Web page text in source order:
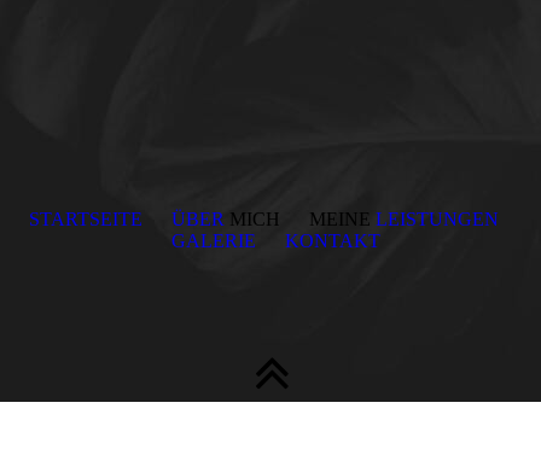
STARTSEITE ÜBER MICH MEINE LEISTUNGEN
GALERIE
KONTAKT